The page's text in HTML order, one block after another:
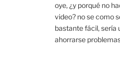
oye, ¿y porqué no
video? no se como
bastante fácil, sería
ahorrarse